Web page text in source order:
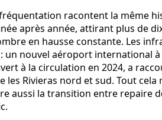
racontent la même
après année, attirant plus de
en hausse constante. Les
: un nouvel aéroport international
à la circulation en 2024, a
Rivieras nord et sud. Tout cela
aussi la transition entre repaire